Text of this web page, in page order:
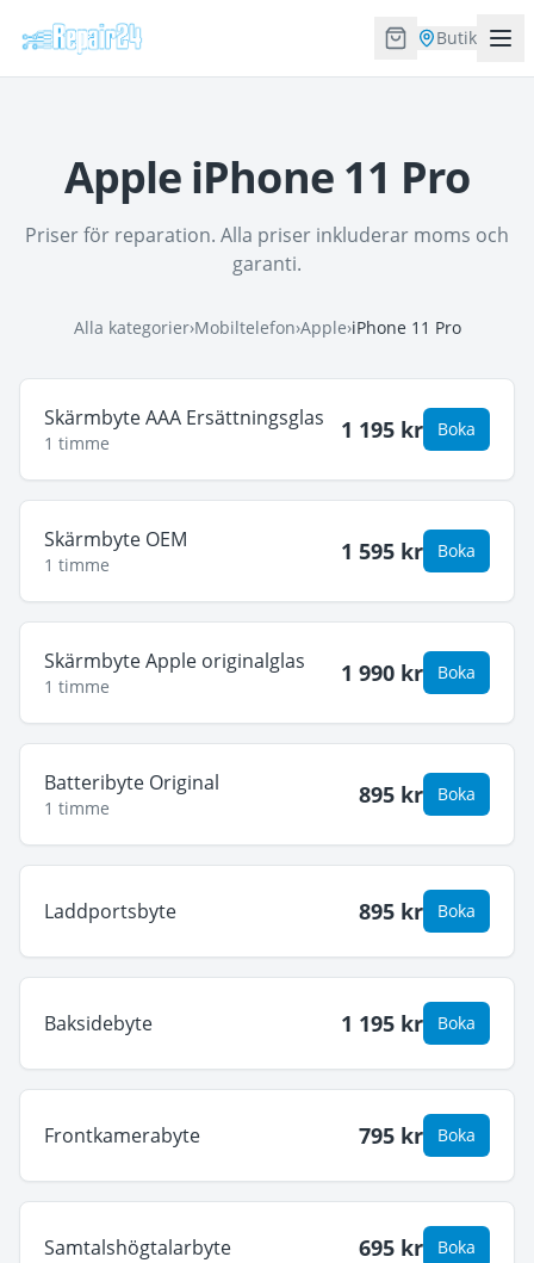
Butik
Apple iPhone 11 Pro
Priser för reparation. Alla priser inkluderar moms och
garanti.
Alla kategorier›Mobiltelefon›Apple›iPhone 11 Pro
Skärmbyte AAA Ersättningsglas
1 timme 1 195 kr Boka
Skärmbyte OEM
1 timme 1 595 kr Boka
Skärmbyte Apple originalglas
1 timme 1 990 kr Boka
Batteribyte Original
1 timme 895 kr Boka
Laddportsbyte 895 kr Boka
Baksidebyte 1 195 kr Boka
Frontkamerabyte 795 kr Boka
Samtalshögtalarbyte 695 kr Boka